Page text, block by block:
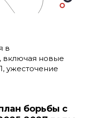
в
включая новые
ужесточение
борьбы с